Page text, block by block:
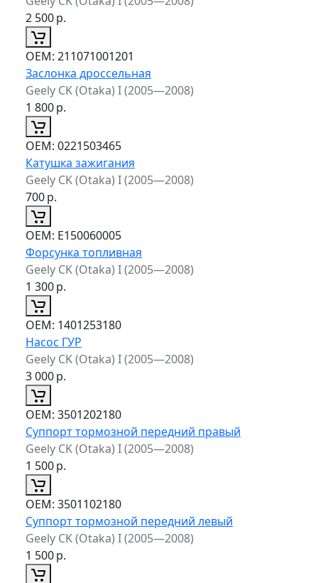
2 500р.
ОЕМ: 211071001201
Заслонка дроссельная
Geely CK (Otaka) I (2005—2008)
1 800р.
ОЕМ: 0221503465
Катушка зажигания
Geely CK (Otaka) I (2005—2008)
700р.
ОЕМ: E150060005
Форсунка топливная
Geely CK (Otaka) I (2005—2008)
1 300р.
ОЕМ: 1401253180
Насос ГУР
Geely CK (Otaka) I (2005—2008)
3 000р.
ОЕМ: 3501202180
Суппорт тормозной передний правый
Geely CK (Otaka) I (2005—2008)
1 500р.
ОЕМ: 3501102180
Суппорт тормозной передний левый
Geely CK (Otaka) I (2005—2008)
1 500р.